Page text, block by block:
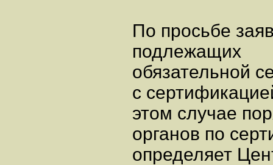
По просьбе
подлежащих
обязательной
с
этом случае
органов по
определяет